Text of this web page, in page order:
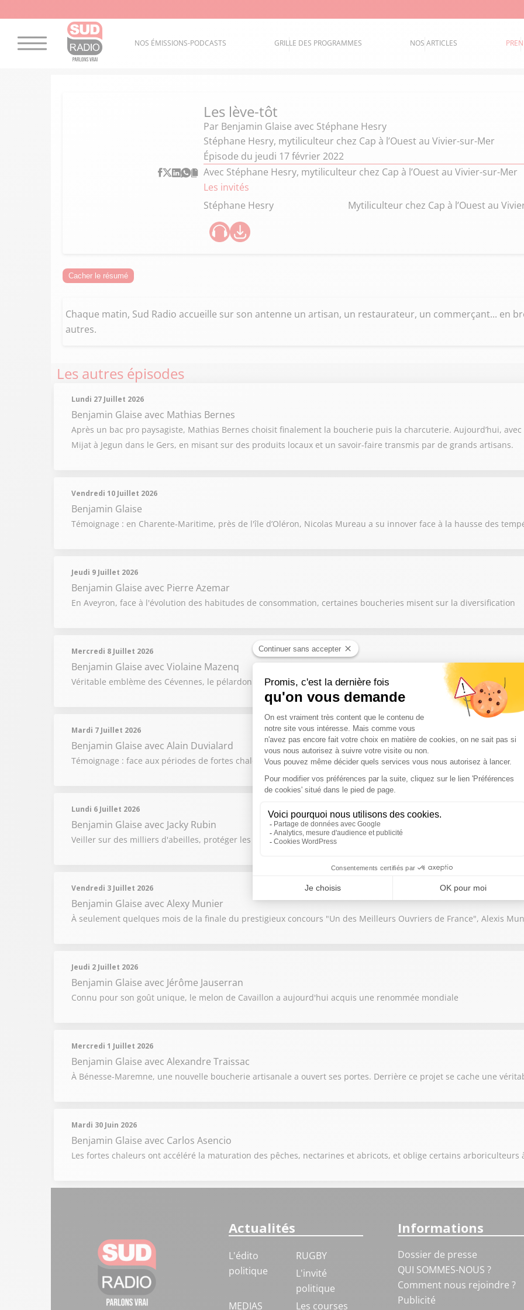
NOS ÉMISSIONS-PODCASTS GRILLE DES PROGRAMMES NOS ARTICLES
Les lève-tôt
Par Benjamin Glaise avec Stéphane Hesry
Stéphane Hesry, mytiliculteur chez Cap à l’Ouest au Vivier-sur-Mer
Épisode du jeudi 17 février 2022
Avec Stéphane Hesry, mytiliculteur chez Cap à l’Ouest au Vivier-sur-Mer
Les invités
Stéphane Hesry
Mytiliculteur chez Cap à l’Ouest au
Cacher le résumé
Chaque matin, Sud Radio accueille sur son antenne un artisan, un restaurateur, un commerçant... en
autres.
Les autres épisodes
Lundi 27 Juillet 2026
Benjamin Glaise avec Mathias Bernes
Après un bac pro paysagiste, Mathias Bernes choisit finalement la boucherie puis la charcuterie. Aujourd’hui,
Mijat à Jegun dans le Gers, en misant sur des produits locaux et un savoir-faire transmis par de grands artisans.
Vendredi 10 Juillet 2026
Benjamin Glaise
Témoignage : en Charente-Maritime, près de l'île d’Oléron, Nicolas Mureau a su innover face à la hausse des
Jeudi 9 Juillet 2026
Benjamin Glaise avec Pierre Azemar
En Aveyron, face à l'évolution des habitudes de consommation, certaines boucheries misent sur la diversification
Mercredi 8 Juillet 2026
Benjamin Glaise avec Violaine Mazenq
Véritable emblème des Cévennes, le pélardon raconte à lui seul le savoir-faire de toute une région
Mardi 7 Juillet 2026
Benjamin Glaise avec Alain Duvialard
Témoignage : face aux périodes de fortes chaleurs, les éleveurs et agriculteurs s'adaptent en modifiant leurs
Lundi 6 Juillet 2026
Benjamin Glaise avec Jacky Rubin
Veiller sur des milliers d'abeilles, protéger les ruches et faire face à des récoltes de miel en baisse : le métier
Vendredi 3 Juillet 2026
Benjamin Glaise avec Alexy Munier
À seulement quelques mois de la finale du prestigieux concours "Un des Meilleurs Ouvriers de France", Alexis
Jeudi 2 Juillet 2026
Benjamin Glaise avec Jérôme Jauserran
Connu pour son goût unique, le melon de Cavaillon a aujourd'hui acquis une renommée mondiale
Mercredi 1 Juillet 2026
Benjamin Glaise avec Alexandre Traissac
À Bénesse-Maremne, une nouvelle boucherie artisanale a ouvert ses portes. Derrière ce projet se cache une
Mardi 30 Juin 2026
Benjamin Glaise avec Carlos Asencio
Les fortes chaleurs ont accéléré la maturation des pêches, nectarines et abricots, et oblige certains arboriculteurs
Actualités
L'édito
politique
RUGBY
L'invité
politique
MEDIAS
Les courses
Informations
Dossier de presse
QUI SOMMES-NOUS ?
Comment nous rejoindre ?
Publicité